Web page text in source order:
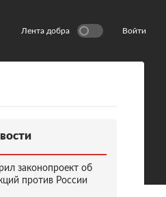
Лента добра Войти
законопроект об
против России